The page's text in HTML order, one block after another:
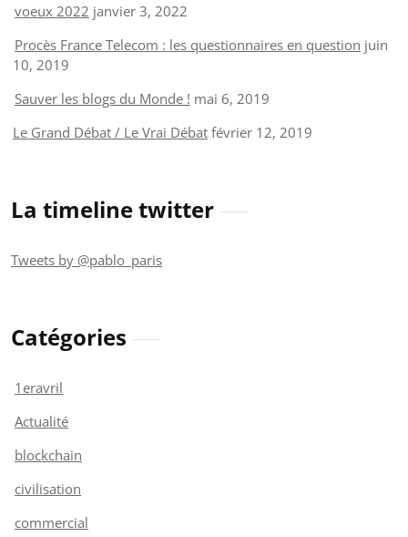
voeux 2022 janvier 3, 2022
Procès France Telecom : les questionnaires en question juin
10, 2019
Sauver les blogs du Monde ! mai 6, 2019
Le Grand Débat / Le Vrai Débat février 12, 2019
La timeline twitter
Tweets by @pablo_paris
Catégories
1eravril
Actualité
blockchain
civilisation
commercial